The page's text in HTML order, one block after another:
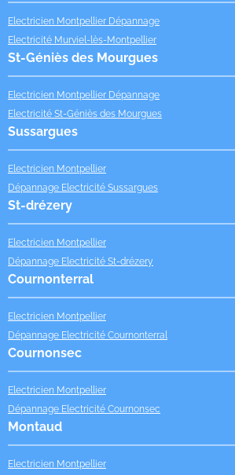
Electricien Montpellier Dépannage
Electricité Murviel-lès-Montpellier
St-Géniès des Mourgues
Electricien Montpellier Dépannage
Electricité St-Géniès des Mourgues
Sussargues
Electricien Montpellier
Dépannage Electricité Sussargues
St-drézery
Electricien Montpellier
Dépannage Electricité St-drézery
Cournonterral
Electricien Montpellier
Dépannage Electricité Cournonterral
Cournonsec
Electricien Montpellier
Dépannage Electricité Cournonsec
Montaud
Electricien Montpellier